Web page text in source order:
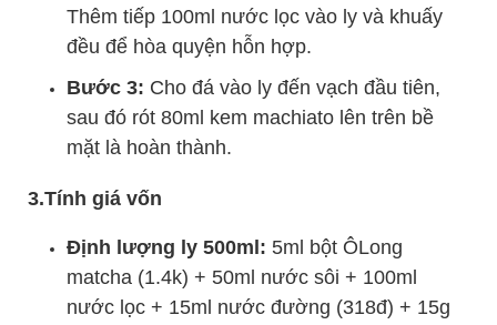
Thêm tiếp 100ml nước lọc vào ly và khuấy
đều để hòa quyện hỗn hợp.
Bước 3: Cho đá vào ly đến vạch đầu tiên,
sau đó rót 80ml kem machiato lên trên bề
mặt là hoàn thành.
3.Tính giá vốn
Định lượng ly 500ml: 5ml bột ÔLong
matcha (1.4k) + 50ml nước sôi + 100ml
nước lọc + 15ml nước đường (318đ) + 15g